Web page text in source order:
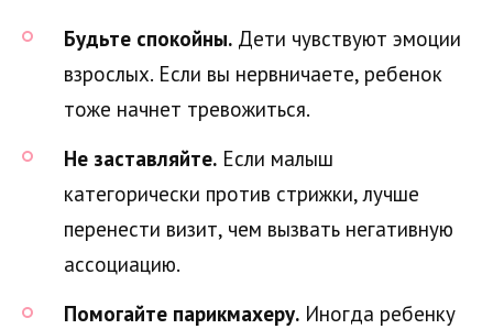
Будьте спокойны. Дети чувствуют эмоции
взрослых. Если вы нервничаете, ребенок
тоже начнет тревожиться.
Не заставляйте. Если малыш
категорически против стрижки, лучше
перенести визит, чем вызвать негативную
ассоциацию.
Помогайте парикмахеру. Иногда ребенку